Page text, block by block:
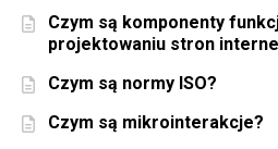
Czym są komponenty
projektowaniu stron
Czym są normy ISO?
Czym są mikrointerakcje?